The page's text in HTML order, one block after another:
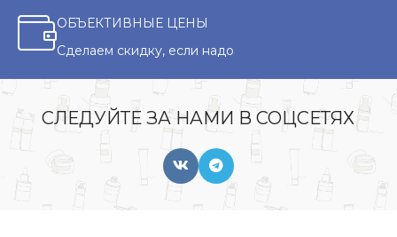
ОБЪЕКТИВНЫЕ ЦЕНЫ
Сделаем скидку, если надо
СЛЕДУЙТЕ ЗА НАМИ В СОЦСЕТЯХ